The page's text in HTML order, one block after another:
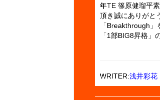
年TE 篠原健瑠平
頂き誠にありがと
「Breakthrough
「1部BIG8昇格」
WRITER:浅井彩花